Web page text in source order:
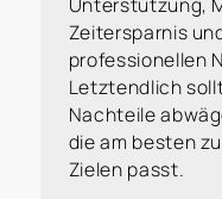
Zeitersparnis
professionellen
Letztendlich
Nachteile
die am besten
Zielen passt.
genommen
Wir nehmen
ernst. Alle
dieses
streng
garantieren,
Daten nicht